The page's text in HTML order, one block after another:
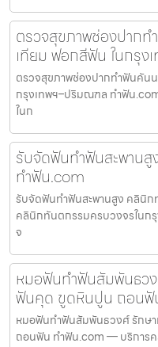
ตรวจสุขภาพช่องปาก
เทียม ฟอกสีฟัน ในกรุ
ตรวจสุขภาพช่องปากทำฟันคัน
กรุงเทพฯ–ปริมณฑล ทำฟัน
ในก
รับจัดฟันทำฟันสะพาน
ทำฟัน.com
รับจัดฟันทำฟันสะพานสูง คลินิ
คลินิกทันตกรรมครบวงจรในก
จ
หมอฟันทำฟันสัมพันธว
ฟันคุด ขูดหินปูน ถอนฟั
หมอฟันทำฟันสัมพันธวงศ์ รักษ
ถอนฟัน ทำฟัน.com — บริการ